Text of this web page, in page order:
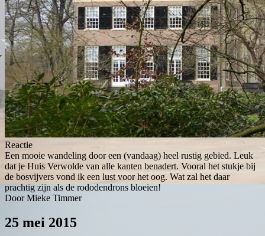
Reactie
Een mooie wandeling door een (vandaag) heel rustig gebied. Leuk
dat je Huis Verwolde van alle kanten benadert. Vooral het stukje bij
de bosvijvers vond ik een lust voor het oog. Wat zal het daar
prachtig zijn als de rododendrons bloeien!
Door Mieke Timmer
25 mei 2015